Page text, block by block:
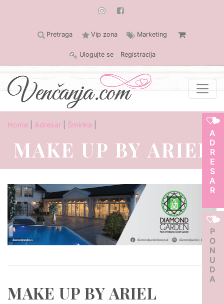
Pretraga Vip zona Marketing
Ulogujte se Registracija
ADRESAR
PONUDA
Home Adresar Šminka
MAKE UP BY ARIEL
MAKE UP BY ARIEL